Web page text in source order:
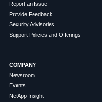
Report an Issue
Provide Feedback
Security Advisories
Support Policies and Offerings
COMPANY
Newsroom
Events
NetApp Insight